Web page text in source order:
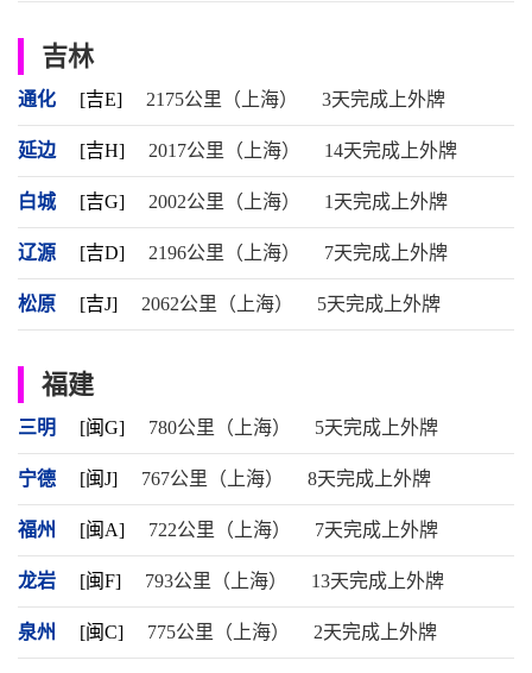
吉林
通化 [吉E] 2175公里（上海） 3天完成上外牌
延边 [吉H] 2017公里（上海） 14天完成上外牌
白城 [吉G] 2002公里（上海） 1天完成上外牌
辽源 [吉D] 2196公里（上海） 7天完成上外牌
松原 [吉J] 2062公里（上海） 5天完成上外牌
福建
三明 [闽G] 780公里（上海） 5天完成上外牌
宁德 [闽J] 767公里（上海） 8天完成上外牌
福州 [闽A] 722公里（上海） 7天完成上外牌
龙岩 [闽F] 793公里（上海） 13天完成上外牌
泉州 [闽C] 775公里（上海） 2天完成上外牌